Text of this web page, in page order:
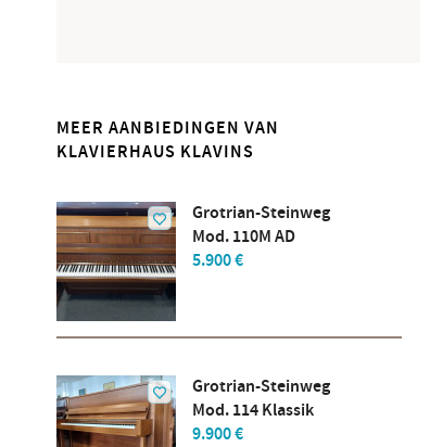
MEER AANBIEDINGEN VAN
KLAVIERHAUS KLAVINS
Grotrian-Steinweg
Mod. 110M AD
5.900 €
Grotrian-Steinweg
Mod. 114 Klassik
9.900 €